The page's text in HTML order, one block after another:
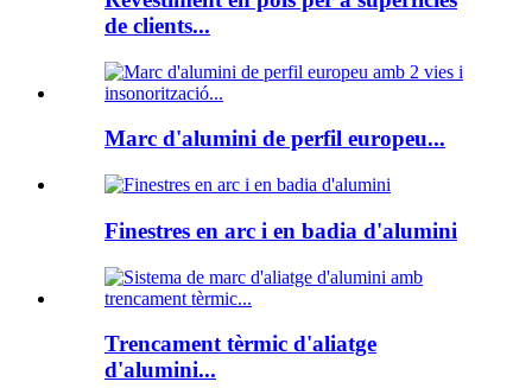
de clients...
Marc d'alumini de perfil europeu...
Finestres en arc i en badia d'alumini
Trencament tèrmic d'aliatge
d'alumini...